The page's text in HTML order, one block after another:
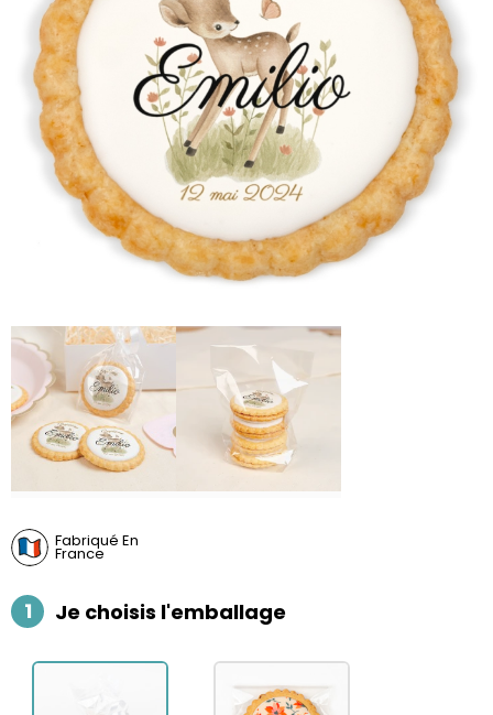
Fabriqué En
France
1 Je choisis l'emballage